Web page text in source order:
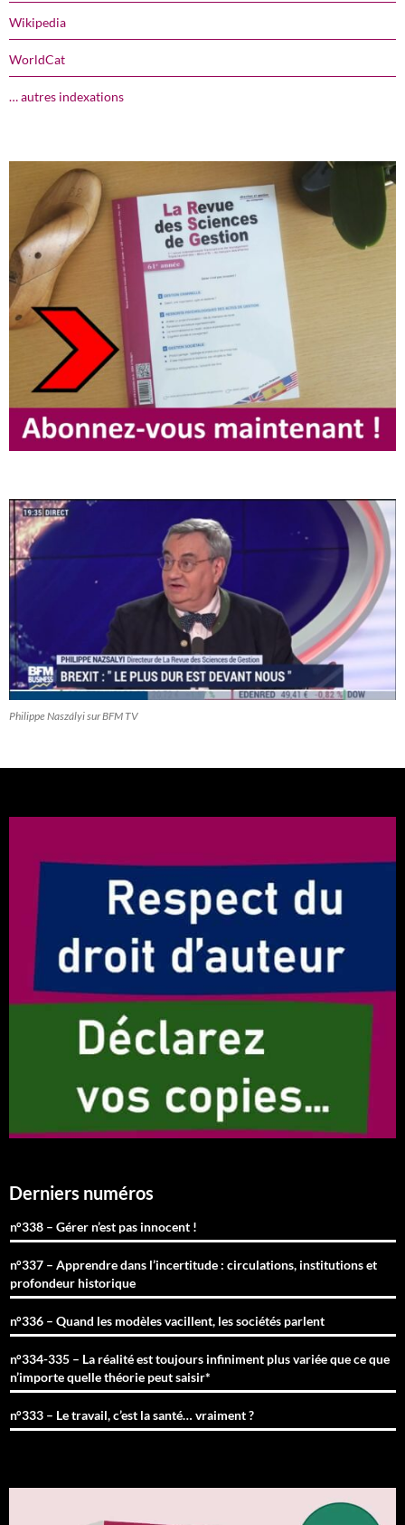
Wikipedia
WorldCat
… autres indexations
Philippe Naszályi sur BFM TV
Derniers numéros
n°338 – Gérer n’est pas innocent !
n°337 – Apprendre dans l’incertitude : circulations, institutions et
profondeur historique
n°336 – Quand les modèles vacillent, les sociétés parlent
n°334-335 – La réalité est toujours infiniment plus variée que ce que
n’importe quelle théorie peut saisir*
n°333 – Le travail, c’est la santé… vraiment ?